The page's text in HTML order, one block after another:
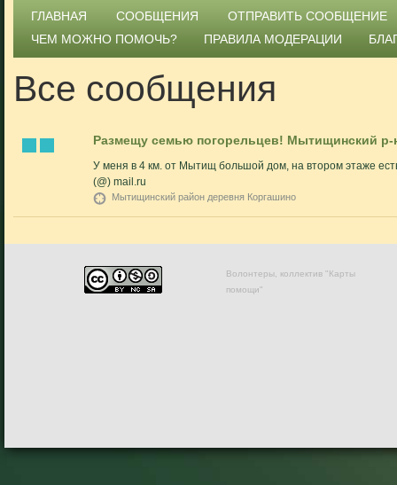
ГЛАВНАЯ СООБЩЕНИЯ
ОТПРАВИТЬ СООБЩЕНИЕ
ЧЕМ МОЖНО ПОМОЧЬ?
ПРАВИЛА МОДЕРАЦИИ
Все сообщения
Размещу семью погорельцев! Мытищинский
У меня в 4 км. от Мытищ большой дом, на втором этаже
(@) mail.ru
Мытищинский район деревня Коргашино
Волонтеры, коллектив "Карты
помощи"